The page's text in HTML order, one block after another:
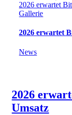
2026 erwartet
Gallerie
2026 erwartet
News
2026
Umsatz